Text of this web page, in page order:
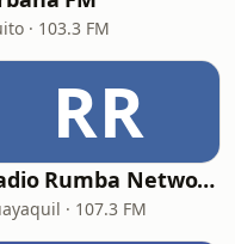
· 103.3 FM
RR
Radio Rumba Network
· 107.3 FM